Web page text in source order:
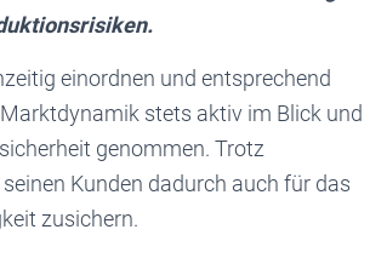
einordnen und entsprechend
stets aktiv im Blick und
genommen. Trotz
Kunden dadurch auch für das
zusichern.